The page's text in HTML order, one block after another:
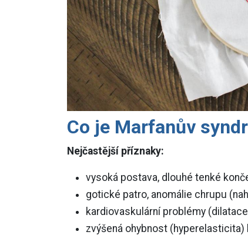
Co je Marfanův
Nejčastější příznaky:
vysoká postava, dlouhé tenké
gotické patro, anomálie chrupu
kardiovaskulární problémy
zvýšená ohybnost (hyperelasticita)